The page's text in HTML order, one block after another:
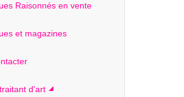
Raisonnés en vente
et magazines
d'art